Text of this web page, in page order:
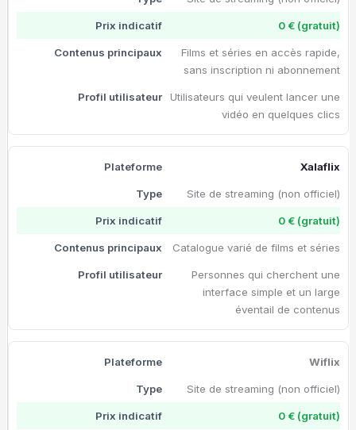
0 € (gratuit)
Films et séries en accès rapide,
sans inscription ni abonnement
Utilisateurs qui veulent lancer une
vidéo en quelques clics
Xalaflix
Site de streaming (non officiel)
0 € (gratuit)
Catalogue varié de films et séries
Personnes qui cherchent une
interface simple et un large
éventail de contenus
Wiflix
Site de streaming (non officiel)
0 € (gratuit)